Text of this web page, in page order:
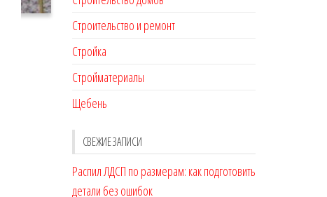
Строительство и ремонт
Стройка
Стройматериалы
Щебень
СВЕЖИЕ ЗАПИСИ
Распил ЛДСП по размерам: как подготовить
детали без ошибок